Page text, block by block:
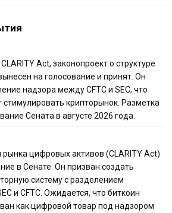
Act, законопроект о структуре
на голосование и принят. Он
надзора между CFTC и SEC, что
крипторынок. Разметка
Сената в августе 2026 года.
рынка цифровых активов (CLARITY Act)
в Сенате. Он призван создать
систему с разделением
и CFTC. Ожидается, что биткоин
как цифровой товар под надзором